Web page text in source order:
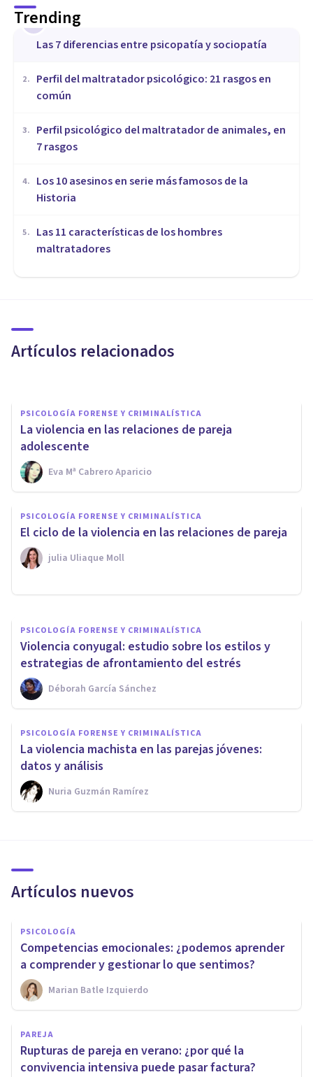
Trending
1
Las 7 diferencias entre psicopatía y sociopatía
2.
​Perfil del maltratador psicológico: 21 rasgos en
común
3.
​Perfil psicológico del maltratador de animales, en
7 rasgos
4.
Los 10 asesinos en serie más famosos de la
Historia
5.
Las 11 características de los hombres
maltratadores
Artículos relacionados
25 preguntas sobre violencia
tratos
PSICOLOGÍA FORENSE Y CRIMINALÍSTICA
La violencia en las relaciones de pareja
adolescente
Eva Mª Cabrero Aparicio
PSICOLOGÍA FORENSE Y CRIMINALÍSTICA
​El ciclo de la violencia en las relaciones de pareja
​julia Uliaque Moll
PSICOLOGÍA FORENSE Y CRIMINALÍSTICA
Violencia sexual individual y
violencia sexual grupal: ¿qué
son?
PSICOLOGÍA FORENSE Y CRIMINALÍSTICA
​Violencia conyugal: estudio sobre los estilos y
estrategias de afrontamiento del estrés
Déborah García Sánchez
PSICOLOGÍA FORENSE Y CRIMINALÍSTICA
La violencia machista en las parejas jóvenes:
datos y análisis
Nuria Guzmán Ramírez
Artículos nuevos
PSICOLOGÍA
Competencias emocionales: ¿podemos aprender
a comprender y gestionar lo que sentimos?
Marian Batle Izquierdo
PAREJA
Rupturas de pareja en verano: ¿por qué la
convivencia intensiva puede pasar factura?